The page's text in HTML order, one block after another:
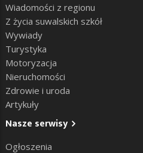
Wiadomości z regionu
Z życia suwalskich szkół
Wywiady
Turystyka
Motoryzacja
Nieruchomości
Zdrowie i uroda
Artykuły
Nasze serwisy
Ogłoszenia